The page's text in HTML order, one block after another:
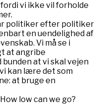
vi ikke vil forholde
politiker efter politiker
en uendelighed af
Vi må se i
at angribe
at vi skal vejen
kan lære det som
at bruge en
low can we go?